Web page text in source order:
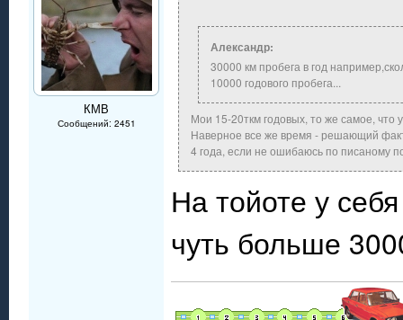
КМВ
Сообщений: 2451
Александр:
30000 км пробега в год
10000 годового пробега...
Мои 15-20ткм годовых, то же самое, что
Наверное все же время - решающий
4 года, если не ошибаюсь по писаному
На тойоте у
чуть больше